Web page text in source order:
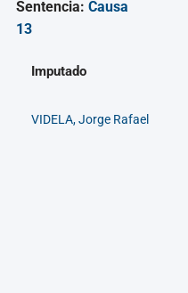
Sentencia: Causa
13
Imputado
VIDELA, Jorge Rafael